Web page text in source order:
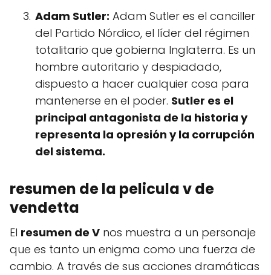
Adam Sutler: Adam Sutler es el canciller
del Partido Nórdico, el líder del régimen
totalitario que gobierna Inglaterra. Es un
hombre autoritario y despiadado,
dispuesto a hacer cualquier cosa para
mantenerse en el poder. Sutler es el
principal antagonista de la historia y
representa la opresión y la corrupción
del sistema.
resumen de la pelicula v de
vendetta
El resumen de V nos muestra a un personaje
que es tanto un enigma como una fuerza de
cambio. A través de sus acciones dramáticas